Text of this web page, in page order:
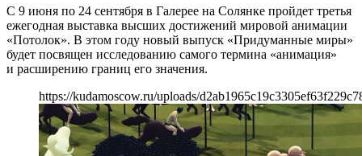
С 9 июня по 24 сентября в Галерее на Солянке пройдет третья
ежегодная выставка высших достижений мировой анимации
«Потолок». В этом году новый выпуск «Придуманные миры»
будет посвящен исследованию самого термина «анимация»
и расширению границ его значения.
https://kudamoscow.ru/uploads/